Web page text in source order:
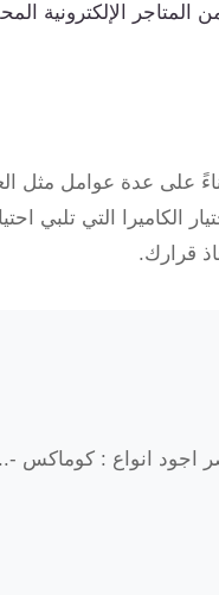
المتاجر الإلكترونية
على عدة عوامل مثل
الكاميرا التي تلبي
قرارك.
اجود انواع : كوماكس -